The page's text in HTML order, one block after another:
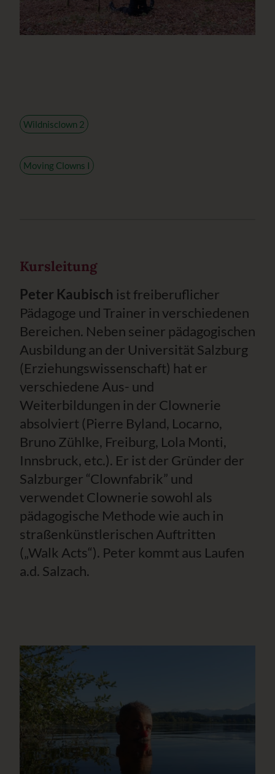
Wildnisclown 2
Moving Clowns I
Kursleitung
Peter Kaubisch ist freiberuflicher
Pädagoge und Trainer in verschiedenen
Bereichen. Neben seiner pädagogischen
Ausbildung an der Universität Salzburg
(Erziehungswissenschaft) hat er
verschiedene Aus- und
Weiterbildungen in der Clownerie
absolviert (Pierre Byland, Locarno,
Bruno Zühlke, Freiburg, Lola Monti,
Innsbruck, etc.). Er ist der Gründer der
Salzburger “Clownfabrik” und
verwendet Clownerie sowohl als
pädagogische Methode wie auch in
straßenkünstlerischen Auftritten
(„Walk Acts“). Peter kommt aus Laufen
a.d. Salzach.